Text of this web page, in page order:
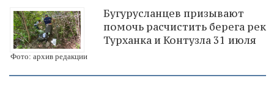
Фото: архив редакции
Бугурусланцев призывают
помочь расчистить берега рек
Турханка и Контузла 31 июля